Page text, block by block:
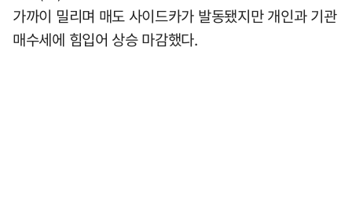
가까이 밀리며 매도 사이드카가 발동됐지만 개인과 기관
매수세에 힘입어 상승 마감했다.